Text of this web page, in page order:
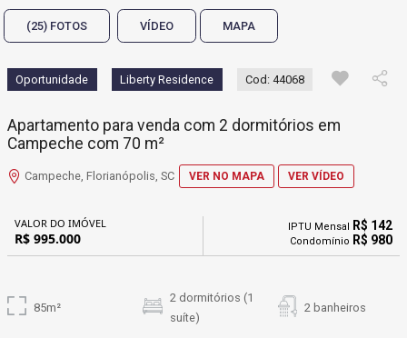
(25) FOTOS VÍDEO MAPA
Oportunidade Liberty Residence Cod: 44068
Apartamento para venda com 2 dormitórios em
Campeche com 70 m²
Campeche, Florianópolis, SC VER NO MAPA VER VÍDEO
VALOR DO IMÓVEL
R$ 995.000
IPTU Mensal R$ 142
Condomínio R$ 980
85m²
2 dormitórios (1
suíte)
2 banheiros